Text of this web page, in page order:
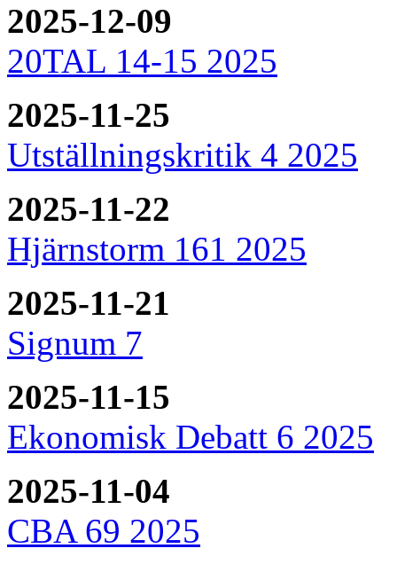
2025-12-09
20TAL 14-15 2025
2025-11-25
Utställningskritik 4 2025
2025-11-22
Hjärnstorm 161 2025
2025-11-21
Signum 7
2025-11-15
Ekonomisk Debatt 6 2025
2025-11-04
CBA 69 2025